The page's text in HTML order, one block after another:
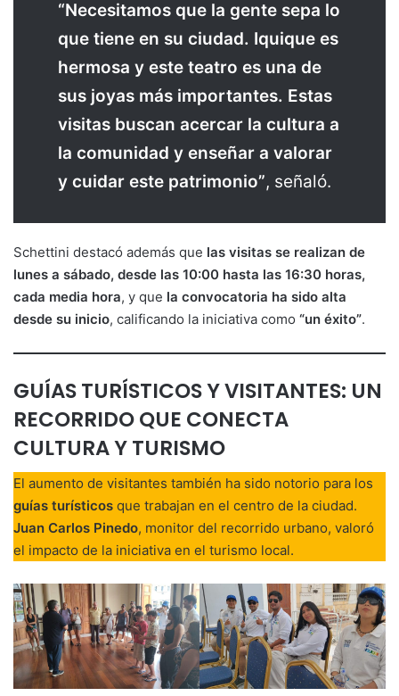
“Necesitamos que la gente sepa lo
que tiene en su ciudad. Iquique es
hermosa y este teatro es una de
sus joyas más importantes. Estas
visitas buscan acercar la cultura a
la comunidad y enseñar a valorar
y cuidar este patrimonio”, señaló.
Schettini destacó además que las visitas se realizan de
lunes a sábado, desde las 10:00 hasta las 16:30 horas,
cada media hora, y que la convocatoria ha sido alta
desde su inicio, calificando la iniciativa como “un éxito”.
GUÍAS TURÍSTICOS Y VISITANTES: UN
RECORRIDO QUE CONECTA
CULTURA Y TURISMO
El aumento de visitantes también ha sido notorio para los
guías turísticos que trabajan en el centro de la ciudad.
Juan Carlos Pinedo, monitor del recorrido urbano, valoró
el impacto de la iniciativa en el turismo local.